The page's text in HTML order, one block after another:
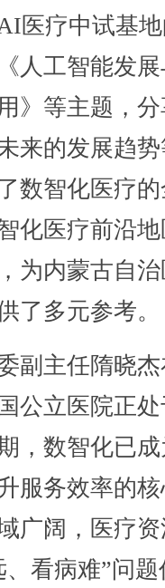
医疗中试基
人工智能发
》等主题，
来的发展趋
数智化医疗
化医疗前沿
为内蒙古自
了多元参考。
主任隋晓杰
公立医院正
，数智化已
服务效率的
广阔，医疗
看病难”问题